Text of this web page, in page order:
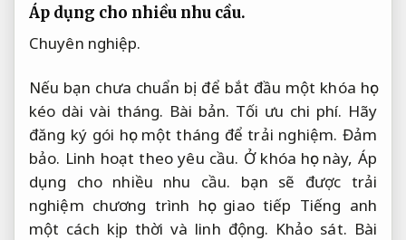
Áp dụng cho nhiều nhu cầu.
Chuyên nghiệp.
Nếu bạn chưa chuẩn bị để bắt đầu một khóa học
kéo dài vài tháng. Bài bản. Tối ưu chi phí. Hãy
đăng ký gói học một tháng để trải nghiệm. Đảm
bảo. Linh hoạt theo yêu cầu. Ở khóa học này, Áp
dụng cho nhiều nhu cầu. bạn sẽ được trải
nghiệm chương trình học giao tiếp Tiếng anh
một cách kịp thời và linh động. Khảo sát. Bài